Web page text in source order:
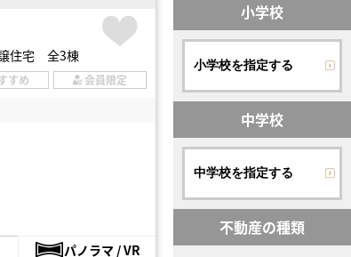
住宅 全3棟
すめ 会員限定
パノラマ / VR
小学校
小学校を指定する
中学校
中学校を指定する
不動産の種類